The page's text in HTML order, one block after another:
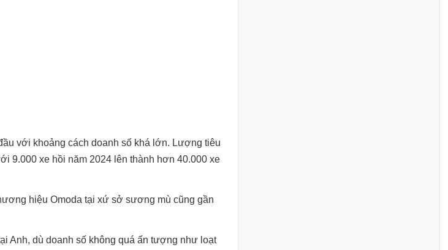
với khoảng cách doanh số khá lớn. Lượng tiêu
9.000 xe hồi năm 2024 lên thành hơn 40.000 xe
hiệu Omoda tại xứ sở sương mù cũng gần
Anh, dù doanh số không quá ấn tượng như loạt